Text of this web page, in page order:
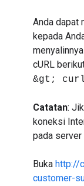
Anda dapat
kepada
cURL
&gt;
Catatan:
koneksi
pada
Buka http://
customer-